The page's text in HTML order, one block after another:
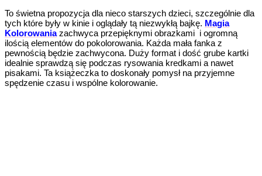
To świetna propozycja dla nieco starszych dzieci, szczególnie dla
tych które były w kinie i oglądały tą niezwykłą bajkę. Magia
Kolorowaniazachwyca przepięknymi obrazkami i ogromną
ilością elementów do pokolorowania. Każda mała fanka z
pewnością będzie zachwycona. Duży format i dość grube kartki
idealnie sprawdzą się podczas rysowania kredkami a nawet
pisakami. Ta książeczka to doskonały pomysł na przyjemne
spędzenie czasu i wspólne kolorowanie.